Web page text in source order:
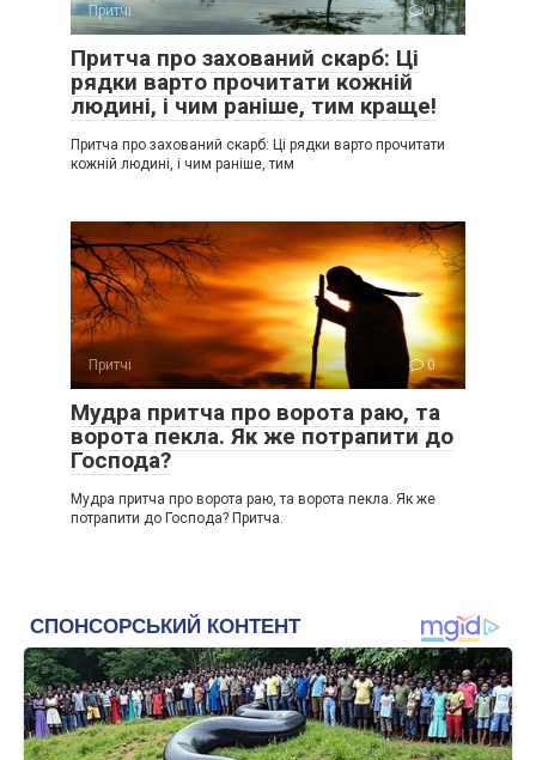
Притчі 0
Притча про захований скарб: Ці
рядки варто прочитати кожній
людині, і чим раніше, тим краще!
Притча про захований скарб: Ці рядки варто прочитати
кожній людині, і чим раніше, тим
Притчі 0
Мудра притча про ворота раю, та
ворота пекла. Як же потрапити до
Господа?
Мудра притча про ворота раю, та ворота пекла. Як же
потрапити до Господа? Притча.